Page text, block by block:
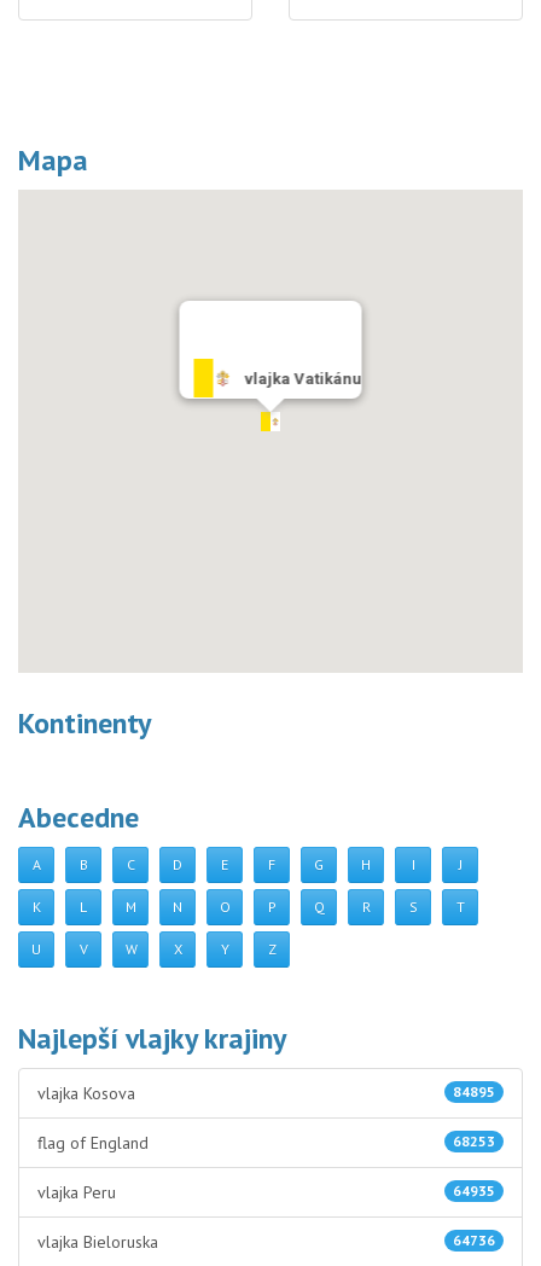
Mapa
vlajka Vatikánu
Kontinenty
Abecedne
A B C D E F G H I J
K L M N O P Q R S T
U V W X Y Z
Najlepší vlajky krajiny
84895
vlajka Kosova
68253
flag of England
64935
vlajka Peru
64736
vlajka Bieloruska